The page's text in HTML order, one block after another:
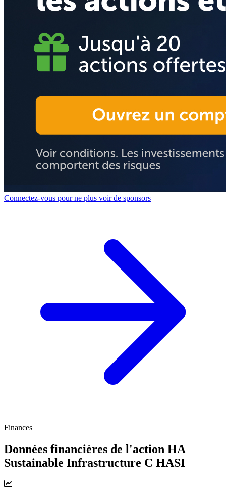
Connectez-vous pour ne plus voir de sponsors
Finances
Données financières de l'action HA
Sustainable Infrastructure C HASI